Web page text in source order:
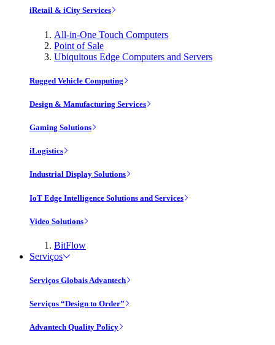
iRetail & iCity Services
All-in-One Touch Computers
Point of Sale
Ubiquitous Edge Computers and Servers
Rugged Vehicle Computing
Design & Manufacturing Services
Gaming Solutions
iLogistics
Industrial Display Solutions
IoT Edge Intelligence Solutions and Services
Video Solutions
BitFlow
Serviços
Serviços Globais Advantech
Serviços “Design to Order”
Advantech Quality Policy